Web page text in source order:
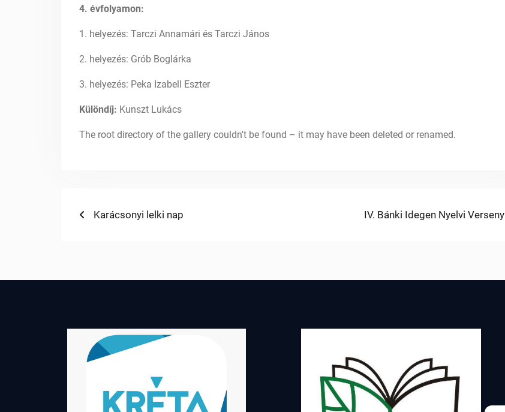
4. évfolyamon:
1. helyezés: Tarczi Annamári és Tarczi János
2. helyezés: Grób Boglárka
3. helyezés: Peka Izabell Eszter
Különdíj: Kunszt Lukács
The root directory of the gallery couldn't be found – it may have been deleted or renamed.
Bejegyzés
Previous
Karácsonyi lelki nap
Next
IV. Bánki Idegen Nyelvi Verseny